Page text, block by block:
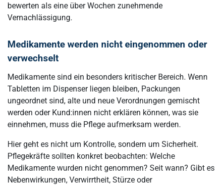
bewerten als eine über Wochen zunehmende
Vernachlässigung.
Medikamente werden nicht eingenommen oder
verwechselt
Medikamente sind ein besonders kritischer Bereich. Wenn
Tabletten im Dispenser liegen bleiben, Packungen
ungeordnet sind, alte und neue Verordnungen gemischt
werden oder Kund:innen nicht erklären können, was sie
einnehmen, muss die Pflege aufmerksam werden.
Hier geht es nicht um Kontrolle, sondern um Sicherheit.
Pflegekräfte sollten konkret beobachten: Welche
Medikamente wurden nicht genommen? Seit wann? Gibt es
Nebenwirkungen, Verwirrtheit, Stürze oder